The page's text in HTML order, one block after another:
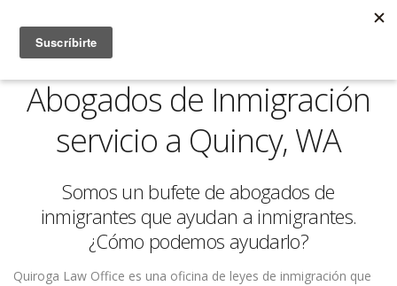
Abogados de Inmigración
servicio a Quincy, WA
Somos un bufete de abogados de
inmigrantes que ayudan a inmigrantes.
¿Cómo podemos ayudarlo?
Quiroga Law Office es una oficina de leyes de inmigración que